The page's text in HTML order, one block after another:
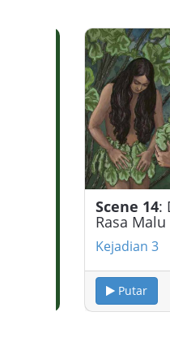
Scene 14:
Rasa Malu
Kejadian 3
Putar